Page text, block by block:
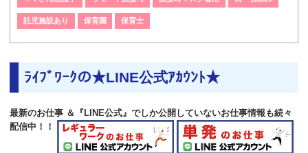
託児施設あり 保育園 保育士
ﾗｲﾌﾞﾜｰｸの★LINE公式ｱｶｳﾝﾄ★
最新のお仕事 ＆『LINE公式』でしか公開していないお仕事情報も続々
配信中！！